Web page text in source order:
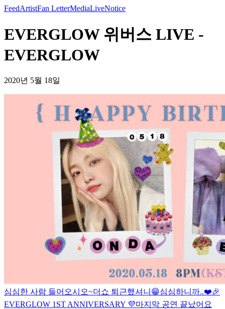
FeedArtistFan LetterMediaLiveNotice
EVERGLOW 위버스 LIVE -
EVERGLOW
2020년 5월 18일
심심한 사람 들어오시오~더쇼 퇴근했셔니😁심심하니까..❤️🎉
EVERGLOW 1ST ANNIVERSARY 💜마지막 공연 끝났어요